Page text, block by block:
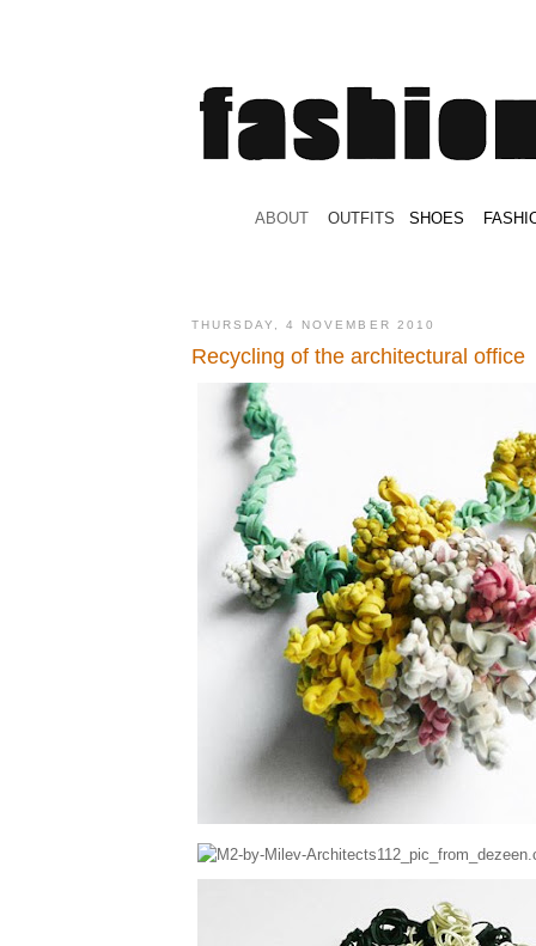
ABOUT OUTFITS SHOES
THURSDAY, 4 NOVEMBER 2010
Recycling of the architectural office